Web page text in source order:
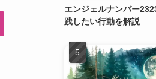
エンジェルナンバー
践したい行動を解説